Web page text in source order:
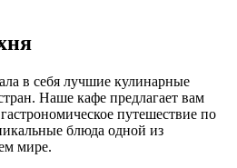
в себя лучшие кулинарные
Наше кафе предлагает вам
путешествие по
блюда одной из
мире.